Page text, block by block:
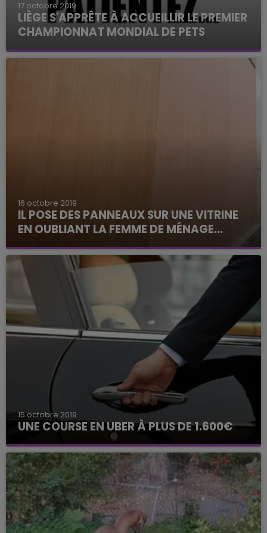
17 octobre 2019
LIÈGE S'APPRÊTE À ACCUEILLIR LE PREMIER
CHAMPIONNAT MONDIAL DE PETS
16 octobre 2019
IL POSE DES PANNEAUX SUR UNE VITRINE
EN OUBLIANT LA FEMME DE MÉNAGE...
15 octobre 2019
UNE COURSE EN UBER À PLUS DE 1.600€